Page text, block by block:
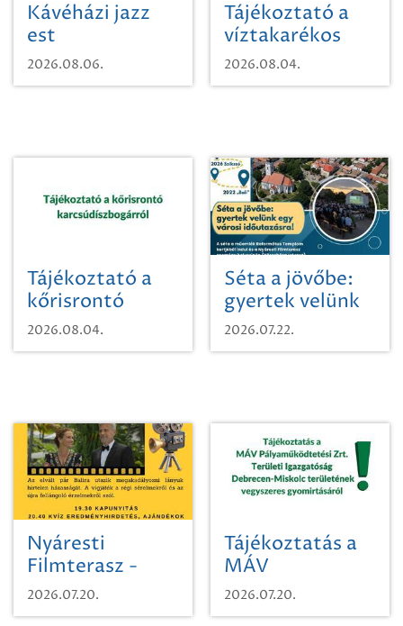
Kávéházi jazz
est
2026.08.06.
Tájékoztató a
víztakarékos
vízhasználatról
2026.08.04.
Tájékoztató a
kőrisrontó
karcsúdíszbogárról
2026.08.04.
Séta a jövőbe:
gyertek velünk
egy városi
időutazásra!
2026.07.22.
Nyáresti
Filmterasz -
Beugró a
Paradicsomba
2026.07.20.
Tájékoztatás a
MÁV
Pályaműködtetési
Zrt. Területi
2026.07.20.